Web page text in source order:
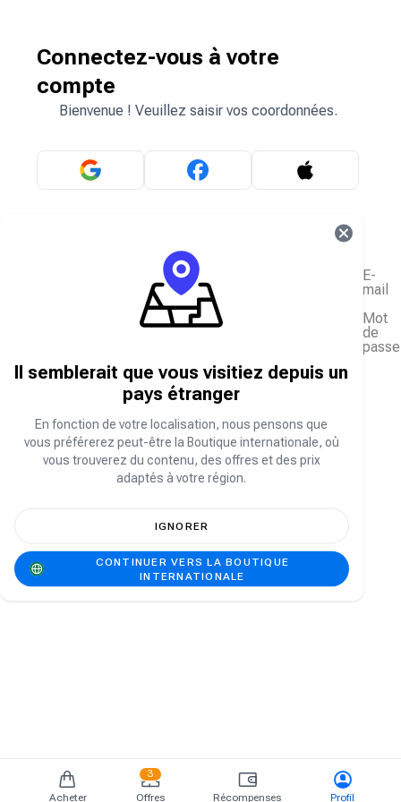
Acheter
3
Offres
Récompenses Profil
Connectez-vous à votre
compte
Bienvenue ! Veuillez saisir vos coordonnées.
E-
mail
Mot
de
passe
Se connecter
Il semblerait que vous visitiez depuis un
pays étranger
En fonction de votre localisation, nous pensons que
vous préférerez peut-être la Boutique internationale, où
vous trouverez du contenu, des offres et des prix
adaptés à votre région.
IGNORER
CONTINUER VERS LA BOUTIQUE
INTERNATIONALE